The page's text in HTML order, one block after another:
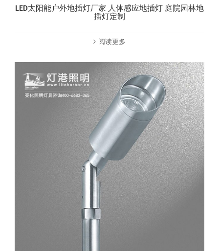
LED太阳能户外地插灯厂家 人体感应地插灯 庭院园林地
插灯定制
阅读更多